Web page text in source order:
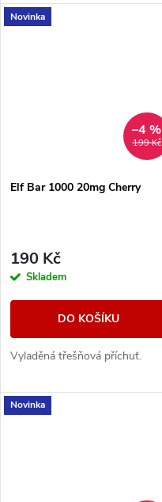
Novinka
199 Kč
–4 %
Elf Bar 1000 20mg Cherry
190 Kč
Skladem
DO KOŠÍKU
Vyladěná třešňová příchuť.
Novinka